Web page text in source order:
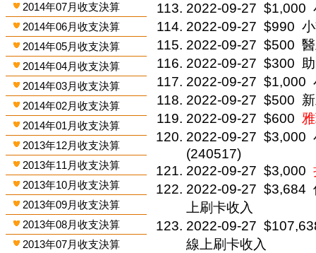
2014年07月收支決算
2014年06月收支決算
2014年05月收支決算
2014年04月收支決算
2014年03月收支決算
2014年02月收支決算
2014年01月收支決算
2013年12月收支決算
2013年11月收支決算
2013年10月收支決算
2013年09月收支決算
2013年08月收支決算
2013年07月收支決算
2022-09-27 $1,000
2022-09-27 $990
2022-09-27 $500
2022-09-27 $300
2022-09-27 $1,000
2022-09-27 $500
2022-09-27 $600
2022-09-27 $3,000
(240517)
2022-09-27 $3,000
2022-09-27 $3,684
上刷卡收入
2022-09-27
線上刷卡收入